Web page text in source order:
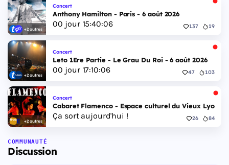
+2 autres
Concert
Anthony Hamilton - Paris - 6 août 2026
00 jour 15:40:05 137 19
+2 autres
Concert
Leto 1Ere Partie - Le Grau Du Roi - 6 août 2026
00 jour 17:10:05 47 103
+2 autres
Concert
Cabaret Flamenco - Espace culturel du Vieux Lyon -
Ça sort aujourd'hui ! 26 84
COMMUNAUTÉ
Discussion